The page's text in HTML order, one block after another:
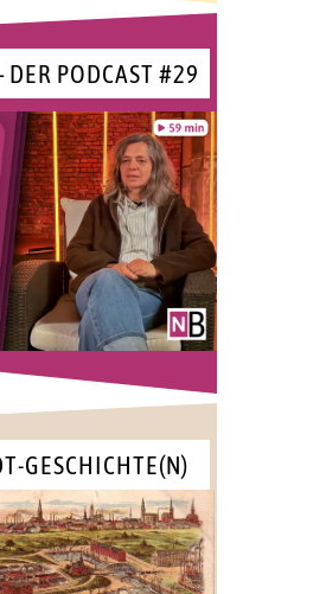
DER PODCAST #29
GESCHICHTE(N)